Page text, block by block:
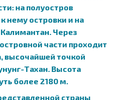
на полуостров
нему островки и на
Через
части проходит
высочайшей точкой
Тахан. Высота
более 2180 м.
страны